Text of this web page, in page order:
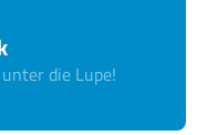
die Lupe!